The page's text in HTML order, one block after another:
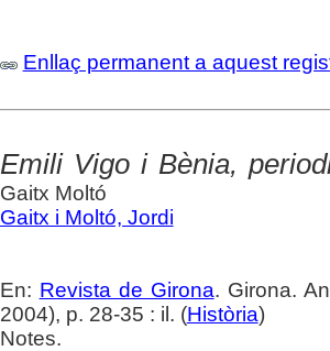
Enllaç permanent a aquest
Emili Vigo i Bènia,
Gaitx Moltó
Gaitx i Moltó, Jordi
En: Revista de Girona. Girona.
2004), p. 28-35 : il. (Història)
Notes.